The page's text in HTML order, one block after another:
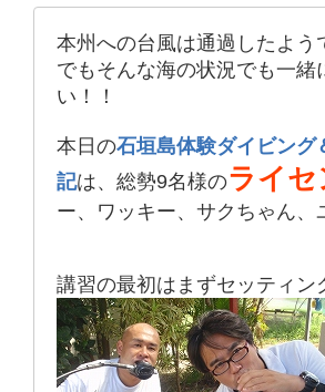
本州への台風は通過したよ
でもそんな海の状況でも一
い！！
本日の石垣島体験ダイビング
記は、総勢9名様のライセ
ー、ワッキー、サクちゃん
講習の最初はまずセッティン